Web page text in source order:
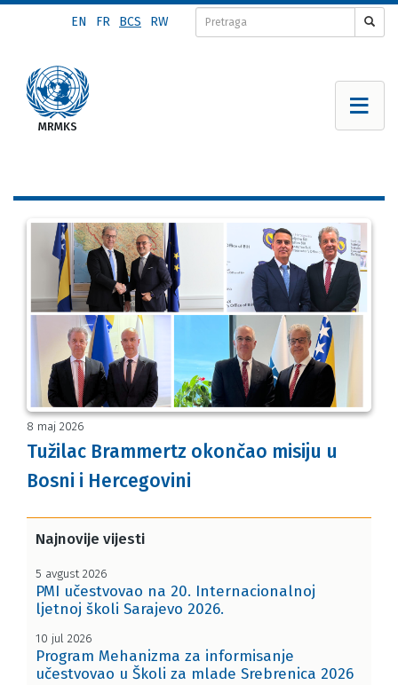
content
EN FR BCS RW
8 maj 2026
Tužilac Brammertz okončao misiju u
Bosni i Hercegovini
Najnovije vijesti
5 avgust 2026
PMI učestvovao na 20. Internacionalnoj
ljetnoj školi Sarajevo 2026.
10 jul 2026
Program Mehanizma za informisanje
učestvovao u Školi za mlade Srebrenica 2026